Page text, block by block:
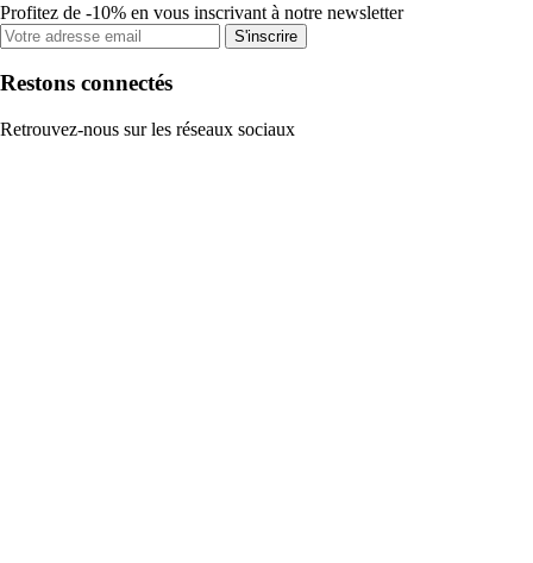
Profitez de -10% en vous inscrivant à notre newsletter
S'inscrire
Restons connectés
Retrouvez-nous sur les réseaux sociaux